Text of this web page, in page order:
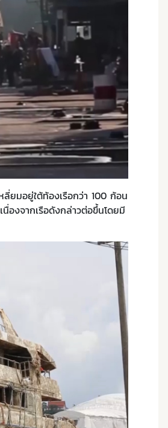
ลี่ยมอยู่ใต้ท้องเรือกว่า 100 ก้อน
องจากเรือดังกล่าวต่อขึ้นโดยมี